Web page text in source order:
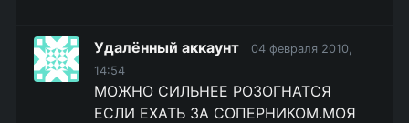
Удалённый аккаунт
04 февраля 2010,
14:54
МОЖНО СИЛЬНЕЕ РОЗОГНАТСЯ
ЕСЛИ ЕХАТЬ ЗА СОПЕРНИКОМ.МОЯ